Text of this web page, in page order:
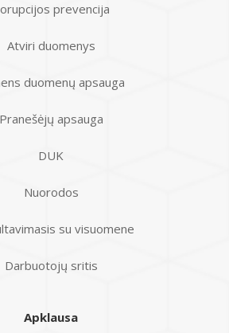
prevencija
Atviri duomenys
duomenų apsauga
Pranešėjų apsauga
DUK
Nuorodos
su visuomene
Darbuotojų sritis
Apklausa